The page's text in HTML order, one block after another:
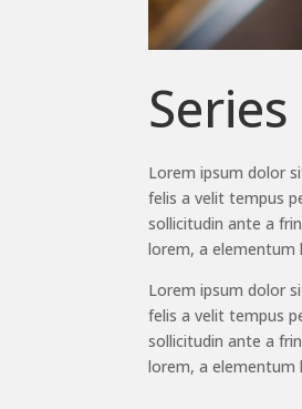
Lorem ipsum dolor
felis a velit tempus
sollicitudin ante a
lorem, a elementum
Lorem ipsum dolor
felis a velit tempus
sollicitudin ante a
lorem, a elementum